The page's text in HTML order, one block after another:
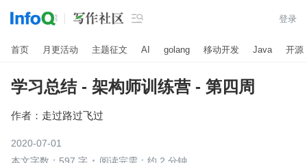
 登录
首页 月更活动 主题征文 AI golang 移动开发 Java 开源
学习总结 - 架构师训练营 - 第四周
作者： 走过路过飞过
2020-07-01